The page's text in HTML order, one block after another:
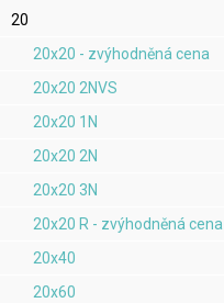
20
20x20 - zvýhodněná cena
20x20 2NVS
20x20 1N
20x20 2N
20x20 3N
20x20 R - zvýhodněná cena
20x40
20x60